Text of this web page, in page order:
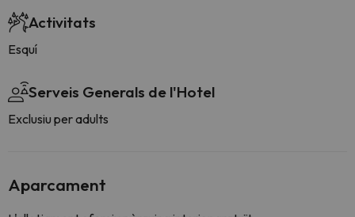
Activitats
Esquí
Serveis Generals de l'Hotel
Exclusiu per adults
Aparcament